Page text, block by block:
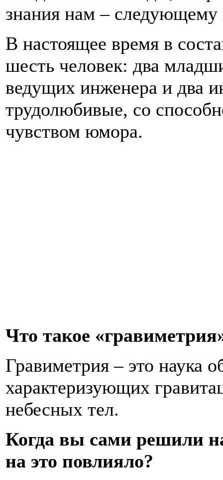
знания нам –
В настоящее время в
шесть человек: два
ведущих инженера и два
трудолюбивые, со
чувством юмора.
Что такое
Гравиметрия – это наука
характеризующих
небесных тел.
Когда вы сами решили
на это повлияло?